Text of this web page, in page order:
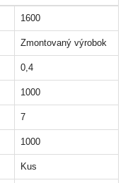
1600
Zmontovaný výrobok
0,4
1000
7
1000
Kus